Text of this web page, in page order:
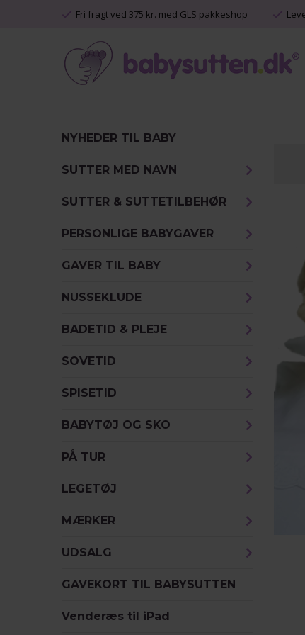
Fri fragt ved 375 kr. med GLS pakkeshop
NYHEDER TIL BABY
SUTTER MED NAVN
SUTTER & SUTTETILBEHØR
PERSONLIGE BABYGAVER
GAVER TIL BABY
NUSSEKLUDE
BADETID & PLEJE
SOVETID
SPISETID
BABYTØJ OG SKO
PÅ TUR
LEGETØJ
MÆRKER
UDSALG
GAVEKORT TIL BABYSUTTEN
Venderæs til iPad